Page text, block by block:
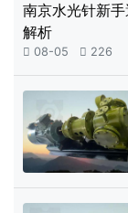
南京水光针新
解析
 08-05  226